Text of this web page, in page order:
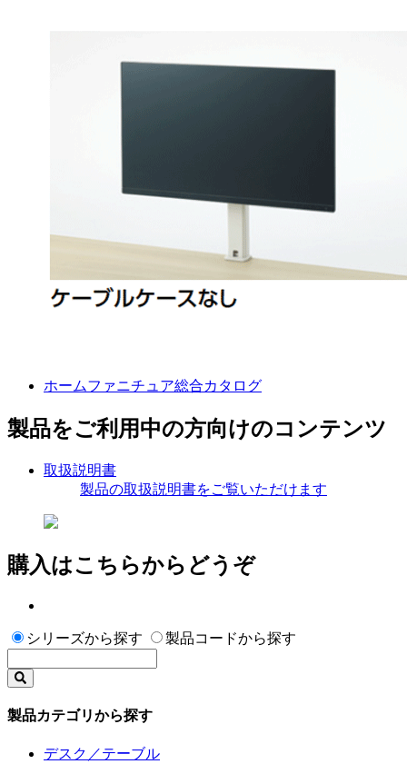
ホームファニチュア総合カタログ
製品をご利用中の方向けのコンテンツ
取扱説明書
製品の取扱説明書をご覧いただけます
購入はこちらからどうぞ
シリーズから探す 製品コードから探す
製品カテゴリから探す
デスク／テーブル